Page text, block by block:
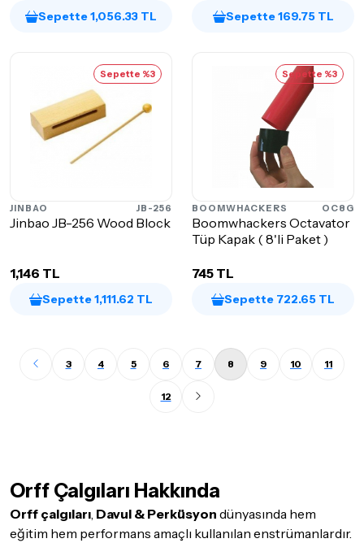
Sepette 1,056.33 TL Sepette 169.75 TL
Sepette %3
JINBAO JB-256
Jinbao JB-256 Wood Block
1,146 TL
Sepette 1,111.62 TL
Sepette %3
BOOMWHACKERS OC8G
Boomwhackers Octavator
Tüp Kapak ( 8'li Paket )
745 TL
Sepette 722.65 TL
3 4 5 6 7 8 9 10 11
12
Orff Çalgıları Hakkında
Orff çalgıları Davul & Perküsyon dünyasında hem
eğitim hem performans amaçlı kullanılan enstrümanlardır.